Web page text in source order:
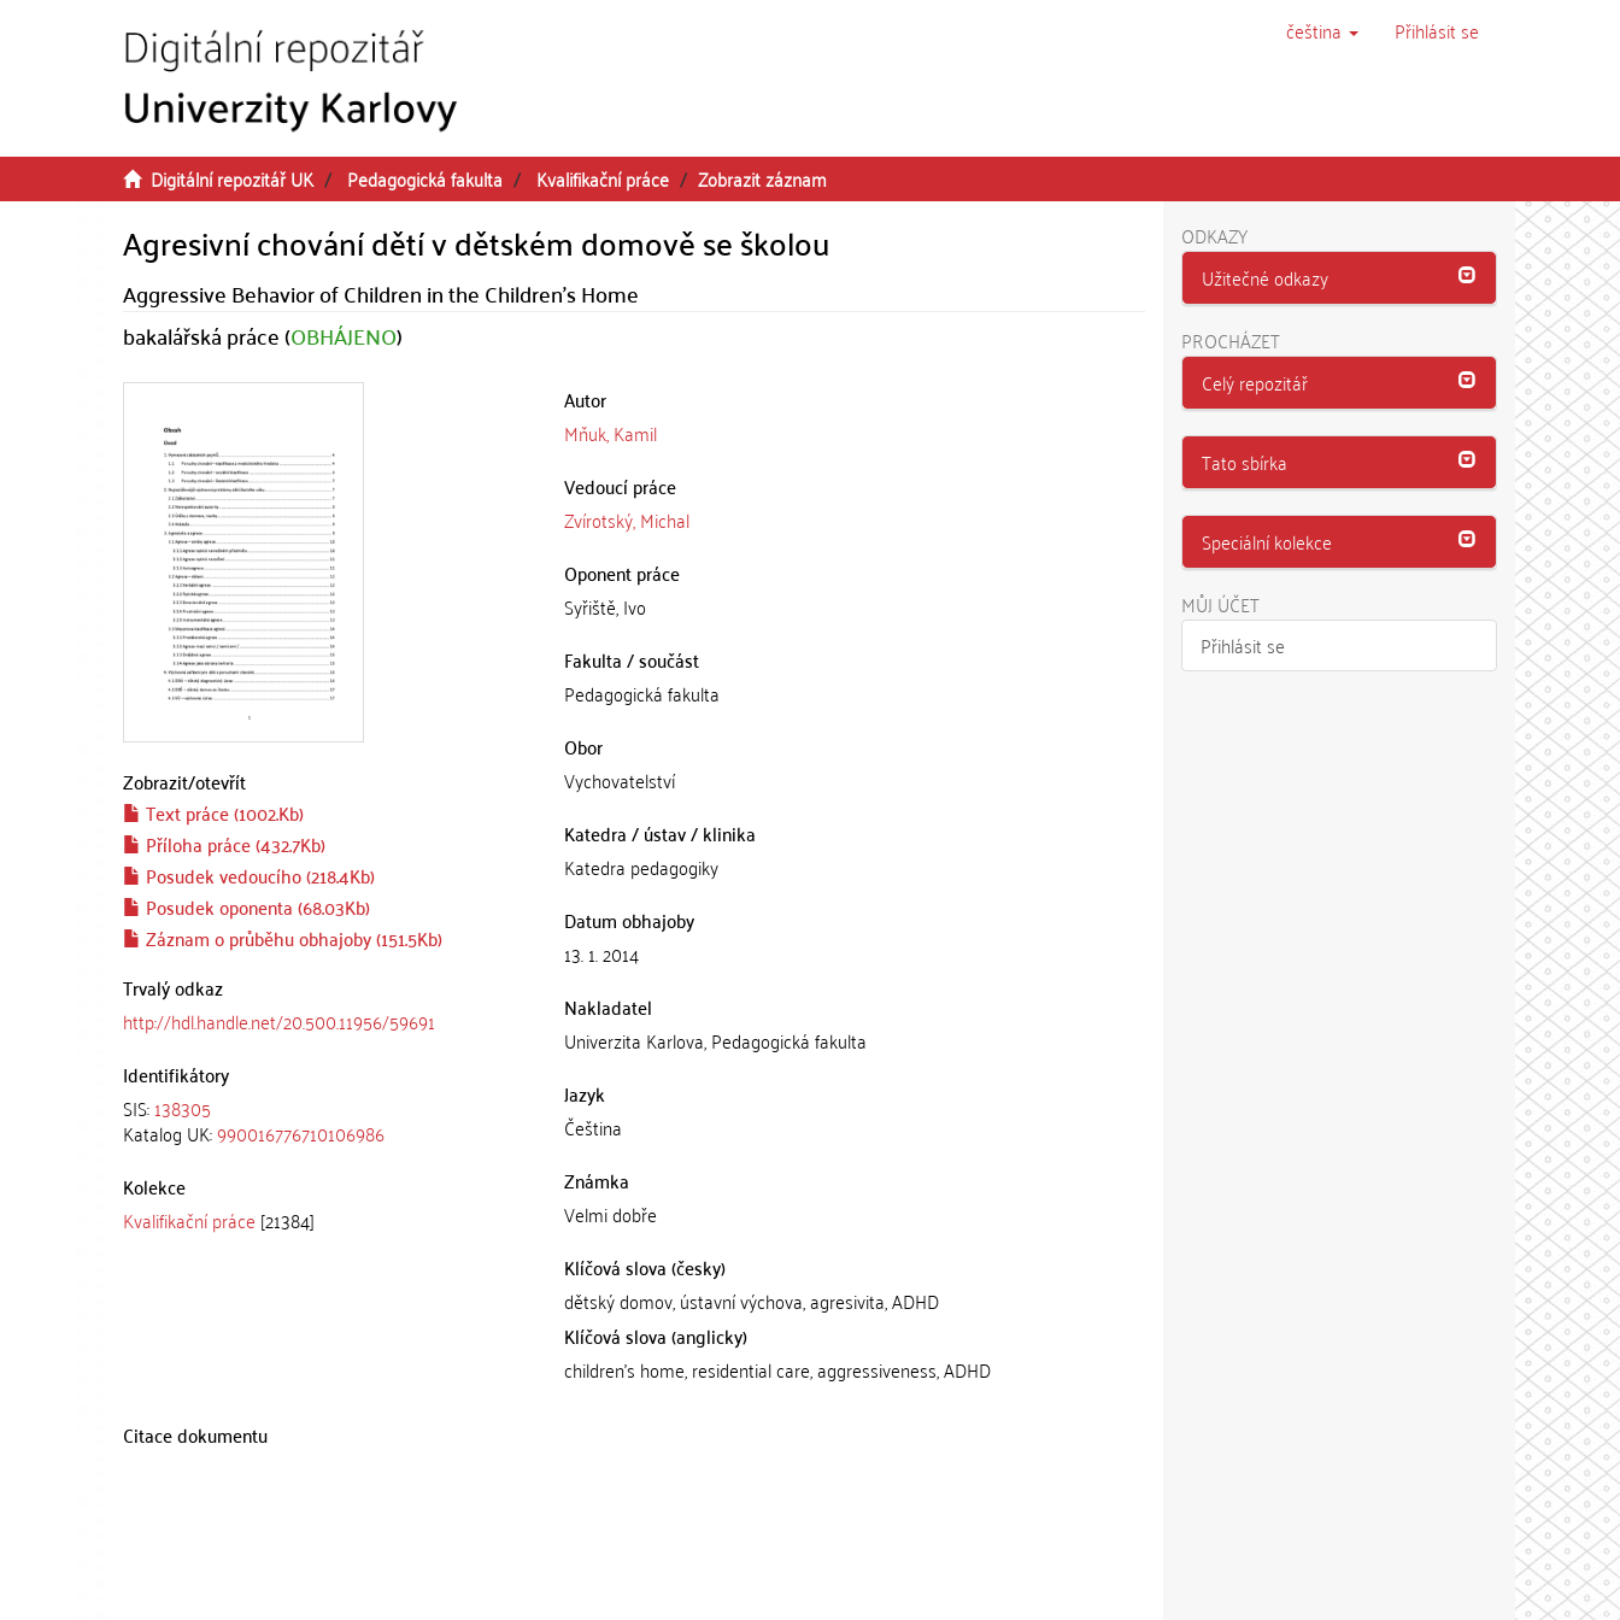
čeština Přihlásit se
Digitální repozitář UK Pedagogická fakulta Kvalifikační práce Zobrazit záznam
Agresivní chování dětí v dětském domově se školou
Aggressive Behavior of Children in the Children's Home
bakalářská práce (OBHÁJENO)
Zobrazit/otevřít
Text práce (1002.Kb)
Příloha práce (432.7Kb)
Posudek vedoucího (218.4Kb)
Posudek oponenta (68.03Kb)
Záznam o průběhu obhajoby (151.5Kb)
Trvalý odkaz
http://hdl.handle.net/20.500.11956/59691
Identifikátory
SIS:138305
Katalog UK:990016776710106986
Kolekce
Kvalifikační práce [21384]
Autor
Mňuk, Kamil
Vedoucí práce
Zvírotský, Michal
Oponent práce
Syřiště, Ivo
Fakulta / součást
Pedagogická fakulta
Obor
Vychovatelství
Katedra / ústav / klinika
Katedra pedagogiky
Datum obhajoby
13. 1. 2014
Nakladatel
Univerzita Karlova, Pedagogická fakulta
Jazyk
Čeština
Známka
Velmi dobře
Klíčová slova (česky)
dětský domov, ústavní výchova, agresivita, ADHD
Klíčová slova (anglicky)
children's home, residential care, aggressiveness, ADHD
Citace dokumentu
ODKAZY
Užitečné odkazy
PROCHÁZET
Celý repozitář
Tato sbírka
Speciální kolekce
MŮJ ÚČET
Přihlásit se